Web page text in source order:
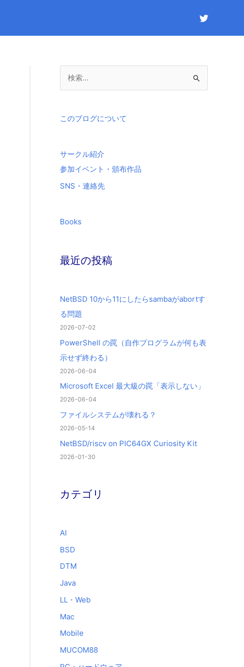
象
このブログについて
サークル紹介
参加イベント・頒布作品
SNS・連絡先
Books
最近の投稿
NetBSD 10から11にしたらsambaがabortす
る問題
2026-07-02
PowerShell の罠（自作プログラムが何も表
示せず終わる）
2026-06-04
Microsoft Excel 最大級の罠「表示しない」
2026-06-04
ファイルシステムが壊れる？
2026-05-14
NetBSD/riscv on PIC64GX Curiosity Kit
2026-01-30
カテゴリ
AI
BSD
DTM
Java
LL・Web
Mac
Mobile
MUCOM88